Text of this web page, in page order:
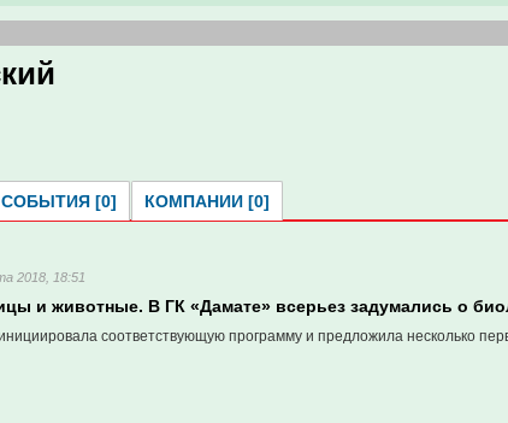
СОБЫТИЯ [0] КОМПАНИИ [0]
2018, 18:51
и животные. В ГК «Дамате» всерьез задумались о
соответствующую программу и предложила несколько